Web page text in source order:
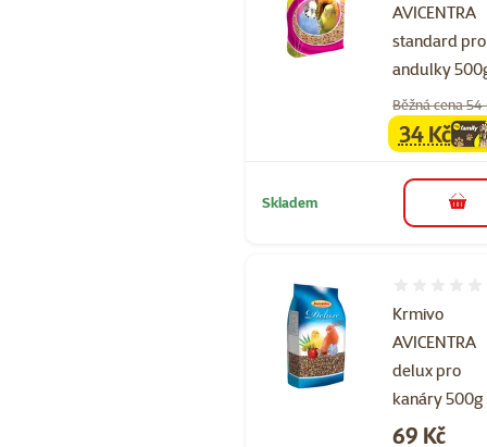
AVICENTRA
standard pro
andulky
Běžná cena 54
family
34 Kč
Skladem do
Krmivo
AVICENTRA
delux pro
kanáry 500g
Cena
69 Kč